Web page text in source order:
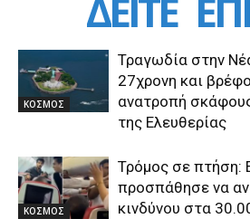
ΔΕΙΤΕ
ΚΟΣΜΟΣ
Τραγωδία στην
27χρονη και
ανατροπή
της Ελευθερίας
ΚΟΣΜΟΣ
Τρόμος σε πτήση:
προσπάθησε να
κινδύνου στα